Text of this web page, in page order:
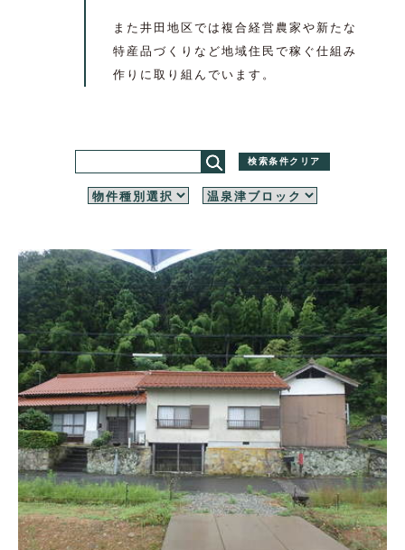
また井田地区では複合経営農家や新たな
特産品づくりなど地域住民で稼ぐ仕組み
作りに取り組んでいます。
検索条件クリア